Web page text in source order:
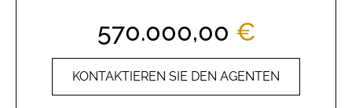
570.000,00 €
KONTAKTIEREN SIE DEN AGENTEN